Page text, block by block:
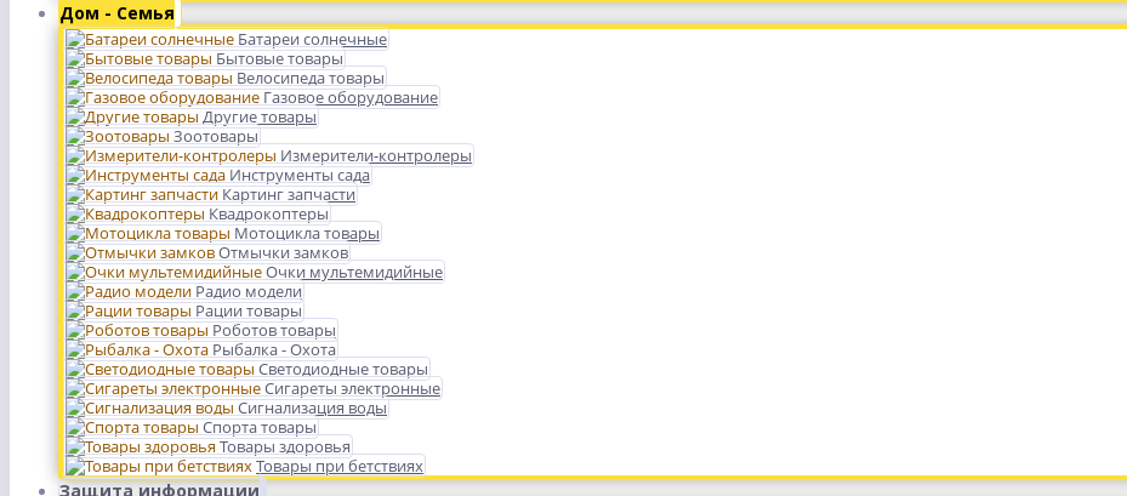
Дом - Семья
Батареи солнечные
Бытовые товары
Велосипеда товары
Газовое оборудование
Другие товары
Зоотовары
Измерители-контролеры
Инструменты сада
Картинг запчасти
Квадрокоптеры
Мотоцикла товары
Отмычки замков
Очки мультемидийные
Радио модели
Рации товары
Роботов товары
Рыбалка - Охота
Светодиодные товары
Сигареты электронные
Сигнализация воды
Спорта товары
Товары здоровья
Товары при бетствиях
Защита информации